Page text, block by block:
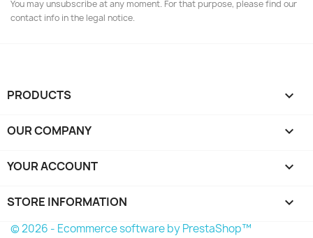
You may unsubscribe at any moment. For that purpose, please find our
contact info in the legal notice.
PRODUCTS 
OUR COMPANY 
YOUR ACCOUNT 
STORE INFORMATION keyboard_arrow_down
© 2026 - Ecommerce software by PrestaShop™